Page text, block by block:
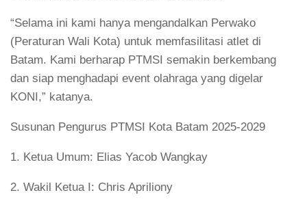
“Selama ini kami hanya mengandalkan Perwako
(Peraturan Wali Kota) untuk memfasilitasi atlet di
Batam. Kami berharap PTMSI semakin berkembang
dan siap menghadapi event olahraga yang digelar
KONI,” katanya.
Susunan Pengurus PTMSI Kota Batam 2025-2029
1. Ketua Umum: Elias Yacob Wangkay
2. Wakil Ketua I: Chris Apriliony